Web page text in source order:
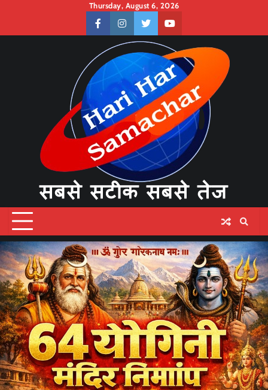
content
Thursday, August 6, 2026
facebookinstagramtwitteryoutube